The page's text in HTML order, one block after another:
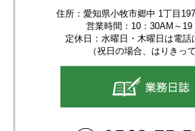
住所：愛知県小牧市郷中 1丁目197
営業時間：10：30AM～19
定休日：水曜日・木曜日は電話
（祝日の場合、はりきって